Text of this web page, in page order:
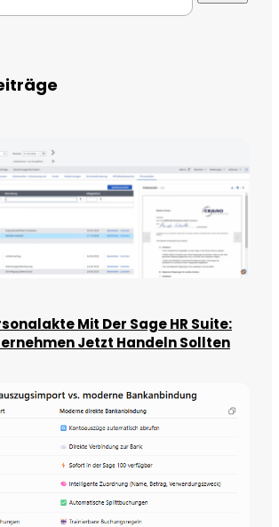
Mit Der Sage HR Suite:
Jetzt Handeln Sollten